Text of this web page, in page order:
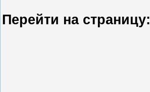
Перейти на страницу: